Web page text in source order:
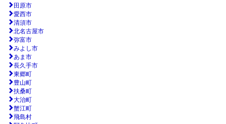
田原市
愛西市
清須市
北名古屋市
弥富市
みよし市
あま市
長久手市
東郷町
豊山町
扶桑町
大治町
蟹江町
飛島村